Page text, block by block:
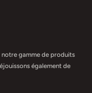
gamme de produits
également de